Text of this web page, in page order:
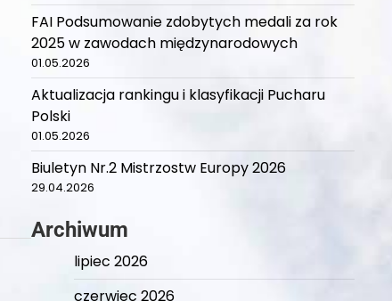
FAI Podsumowanie zdobytych medali za rok
2025 w zawodach międzynarodowych
01.05.2026
Aktualizacja rankingu i klasyfikacji Pucharu
Polski
01.05.2026
Biuletyn Nr.2 Mistrzostw Europy 2026
29.04.2026
Archiwum
lipiec 2026
czerwiec 2026